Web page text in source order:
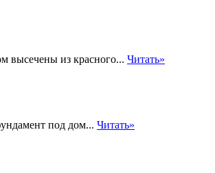
высечены из красного... Читать»
под дом... Читать»